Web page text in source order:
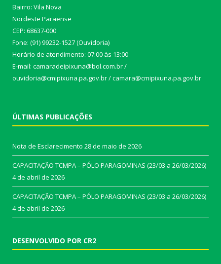
Bairro: Vila Nova
Nordeste Paraense
CEP: 68637-000
Fone: (91) 99232-1527 (Ouvidoria)
Horário de atendimento: 07:00 às 13:00
E-mail: camaradeipixuna@bol.com.br /
ouvidoria@cmipixuna.pa.gov.br / camara@cmipixuna.pa.gov.br
ÚLTIMAS PUBLICAÇÕES
Nota de Esclarecimento 28 de maio de 2026
CAPACITAÇÃO TCMPA – PÓLO PARAGOMINAS (23/03 a 26/03/2026)
4 de abril de 2026
CAPACITAÇÃO TCMPA – PÓLO PARAGOMINAS (23/03 a 26/03/2026)
4 de abril de 2026
DESENVOLVIDO POR CR2